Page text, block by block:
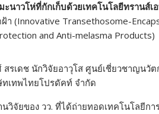
นาวโห่ที่กักเก็บด้วยเทคโนโลยีทรานส์เ
(Innovative Transethosome-
and Anti-melasma Products)
รเดช นักวิจัยอาวุโส ศูนย์เชี่ยวชาญนวั
เทพไทยโปรดัคท์ จำกัด
นวิจัยของ วว. ที่ได้ถ่ายทอดเทคโนโลยี